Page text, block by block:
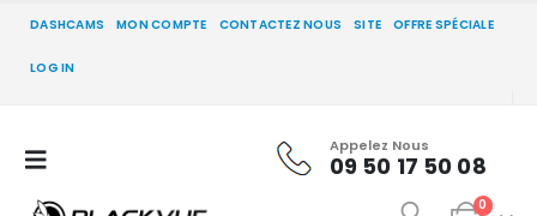
DASHCAMS MON COMPTE CONTACTEZ NOUS SITE OFFRE SPÉCIALE
LOG IN
Appelez Nous
09 50 17 50 08
0